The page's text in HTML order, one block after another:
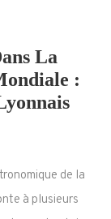
La
:
de la
à plusieurs